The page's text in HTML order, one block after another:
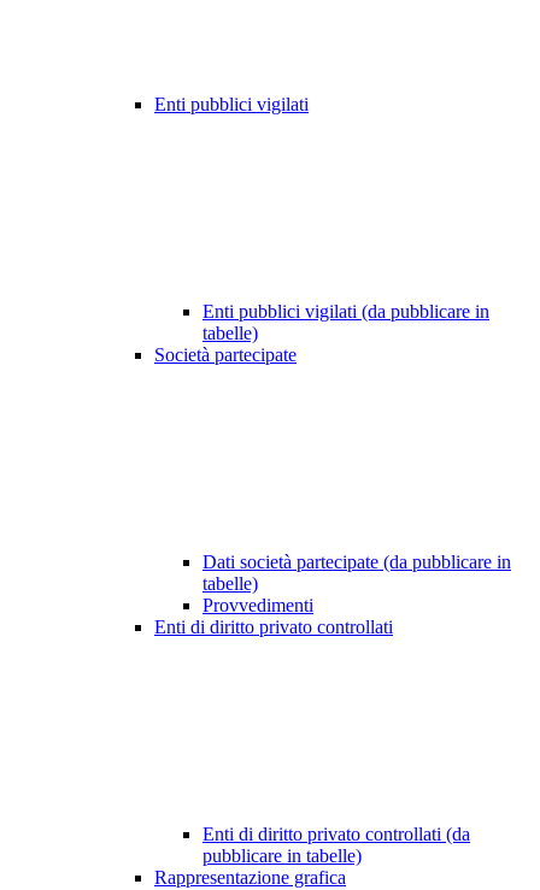
Enti pubblici vigilati
Enti pubblici vigilati (da pubblicare in
tabelle)
Società partecipate
Dati società partecipate (da pubblicare in
tabelle)
Provvedimenti
Enti di diritto privato controllati
Enti di diritto privato controllati (da
pubblicare in tabelle)
Rappresentazione grafica